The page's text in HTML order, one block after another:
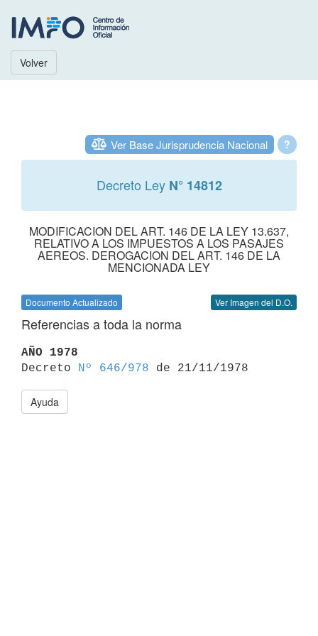
Volver
?
Ver Base Jurisprudencia Nacional
Decreto Ley N° 14812
MODIFICACION DEL ART. 146 DE LA LEY 13.637,
RELATIVO A LOS IMPUESTOS A LOS PASAJES
AEREOS. DEROGACION DEL ART. 146 DE LA
MENCIONADA LEY
Documento Actualizado Ver Imagen del D.O.
Referencias a toda la norma
AÑO 1978
Decreto
Nº 646/978
Ayuda